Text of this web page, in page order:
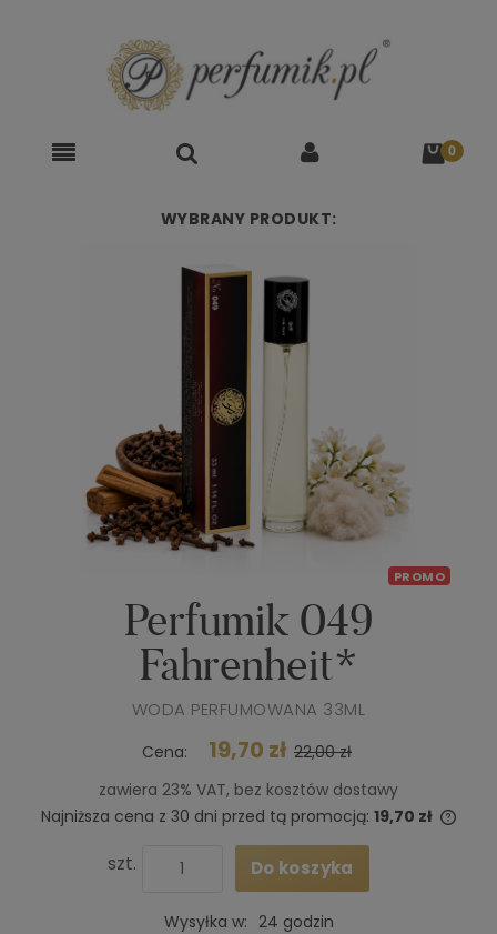
WYBRANY PRODUKT:
PROMO
Perfumik 049
Fahrenheit*
WODA PERFUMOWANA 33ML
Cena: 19,70 zł 22,00 zł
zawiera 23% VAT, bez kosztów dostawy
Najniższa cena z 30 dni przed tą promocją: 19,70 zł
szt. Do koszyka
Wysyłka w: 24 godzin